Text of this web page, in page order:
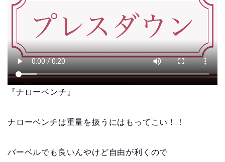
『ナローベンチ』
ナローベンチは重量を扱うにはもってこい！！
バーベルでも良いんやけど自由が利くので